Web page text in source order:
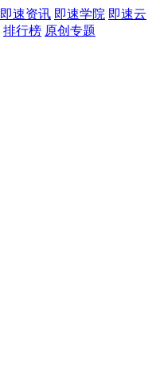
即速资讯 即速学院 即速云
排行榜 原创专题